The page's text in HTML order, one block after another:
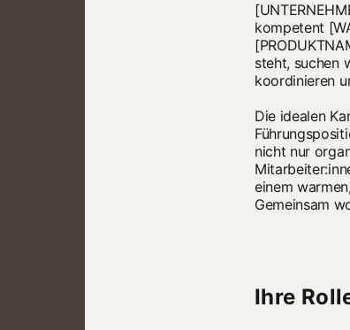
kompetent
steht, suchen
koordinieren
Die idealen
nicht nur
einem
Gemeinsam
Ihre